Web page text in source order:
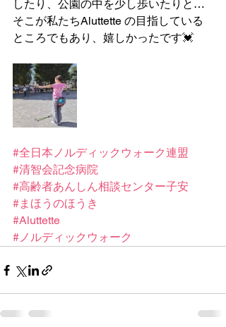
したり、公園の中を少し歩いたりと…
そこが私たちAluttette の目指している
ところでもあり、嬉しかったです💓
#全日本ノルディックウォーク連盟
#清智会記念病院
#高齢者あんしん相談センター子安
#まほうのほうき
#Aluttette
#ノルディックウォーク